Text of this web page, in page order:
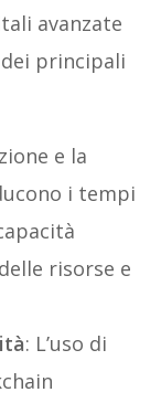
avanzate
principali
e la
i tempi
risorse e
: L’uso di